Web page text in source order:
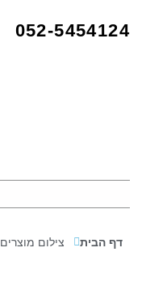
052-5454124
דף הבית צילום מוצרים